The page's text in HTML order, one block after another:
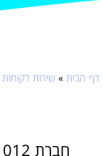
דף הבית » שירות לקוחות